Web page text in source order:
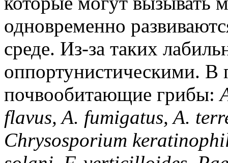
одновременно
среде. Из-за таких
оппортунистическими. В
почвообитающие грибы:
flavus, A. fumigatus, A.
Chrysosporium